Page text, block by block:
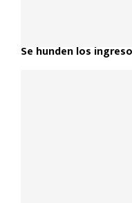
Se hunden los